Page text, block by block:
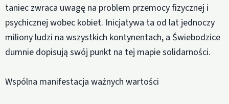
taniec zwraca uwagę na problem przemocy fizycznej i
psychicznej wobec kobiet. Inicjatywa ta od lat jednoczy
miliony ludzi na wszystkich kontynentach, a Świebodzice
dumnie dopisują swój punkt na tej mapie solidarności.
Wspólna manifestacja ważnych wartości